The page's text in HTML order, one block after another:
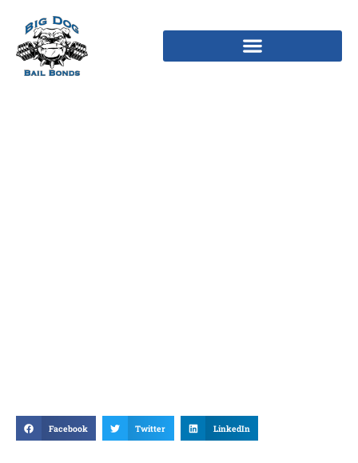
Facebook Twitter LinkedIn